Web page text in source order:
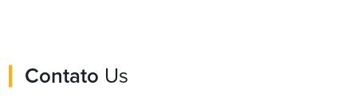
Contato Us